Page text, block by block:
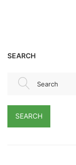
SEARCH
Search
SEARCH